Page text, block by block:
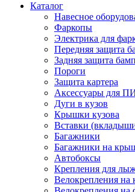
Каталог
Навесное
Фаркопы
Электрика для
Передняя защита
Задняя защита
Пороги
Защита картера
Аксессуары для
Дуги в кузов
Крышки кузова
Вставки
Багажники
Багажники на
Автобоксы
Крепления для
Велокрепления